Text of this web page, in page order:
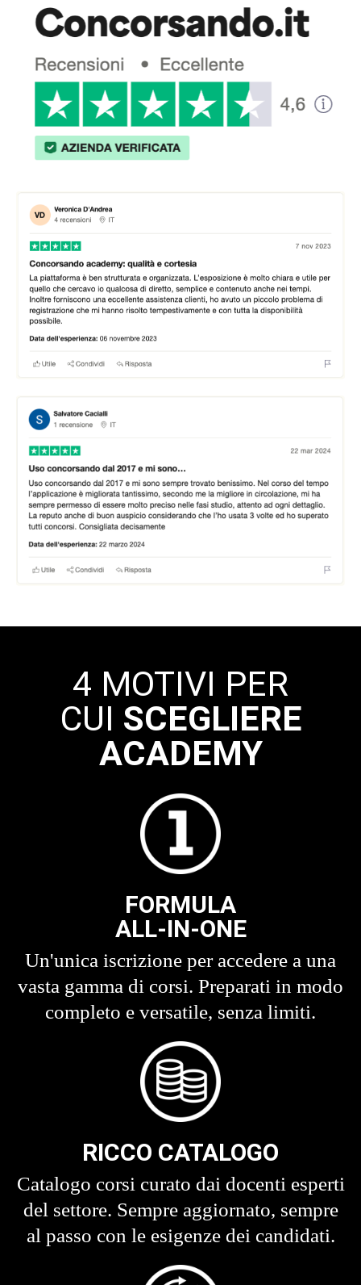
4 MOTIVI PER
CUI SCEGLIERE
ACADEMY
FORMULA
ALL-IN-ONE
Un'unica iscrizione per accedere a una
vasta gamma di corsi. Preparati in modo
completo e versatile, senza limiti.
RICCO CATALOGO
Catalogo corsi curato dai docenti esperti
del settore. Sempre aggiornato, sempre
al passo con le esigenze dei candidati.